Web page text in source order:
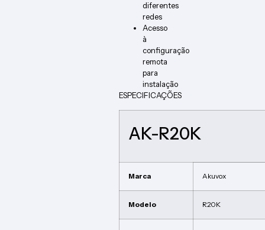
diferentes
redes
Acesso
à
configuração
remota
para
instalação
ESPECIFICAÇÕES
AK-R20K
Marca Akuvox
Modelo R20K